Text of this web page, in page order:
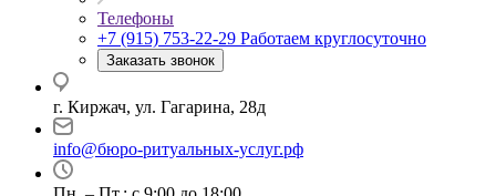
Телефоны
+7 (915) 753-22-29 Работаем круглосуточно
Заказать звонок
г. Киржач, ул. Гагарина, 28д
info@бюро-ритуальных-услуг.рф